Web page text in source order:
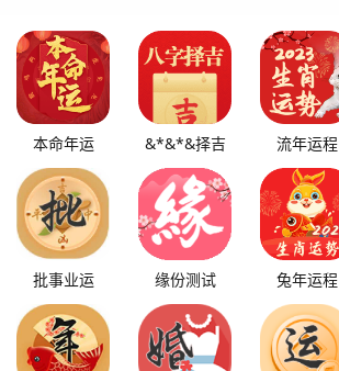
本命年运 &*&*&择吉 流年运程
批事业运 缘份测试 兔年运程